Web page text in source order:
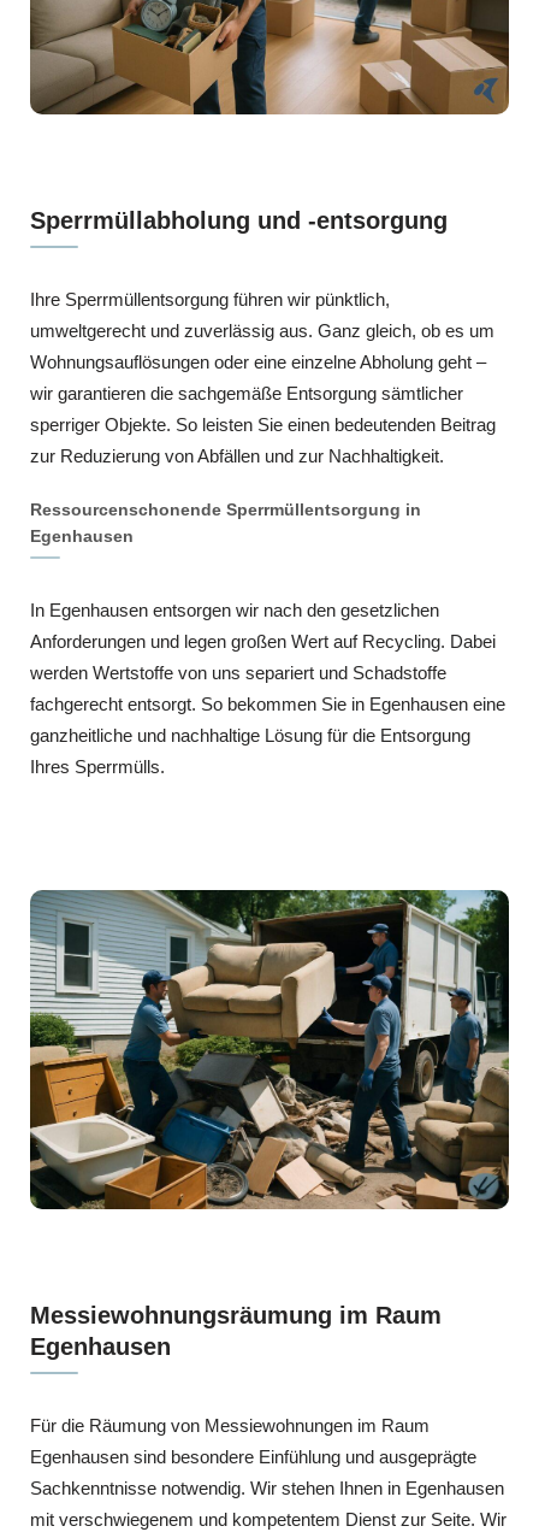
Sperrmüllabholung und -entsorgung
Ihre Sperrmüllentsorgung führen wir pünktlich,
umweltgerecht und zuverlässig aus. Ganz gleich, ob es um
Wohnungsauflösungen oder eine einzelne Abholung geht –
wir garantieren die sachgemäße Entsorgung sämtlicher
sperriger Objekte. So leisten Sie einen bedeutenden Beitrag
zur Reduzierung von Abfällen und zur Nachhaltigkeit.
Ressourcenschonende Sperrmüllentsorgung in
Egenhausen
In Egenhausen entsorgen wir nach den gesetzlichen
Anforderungen und legen großen Wert auf Recycling. Dabei
werden Wertstoffe von uns separiert und Schadstoffe
fachgerecht entsorgt. So bekommen Sie in Egenhausen eine
ganzheitliche und nachhaltige Lösung für die Entsorgung
Ihres Sperrmülls.
Messiewohnungsräumung im Raum
Egenhausen
Für die Räumung von Messiewohnungen im Raum
Egenhausen sind besondere Einfühlung und ausgeprägte
Sachkenntnisse notwendig. Wir stehen Ihnen in Egenhausen
mit verschwiegenem und kompetentem Dienst zur Seite. Wir